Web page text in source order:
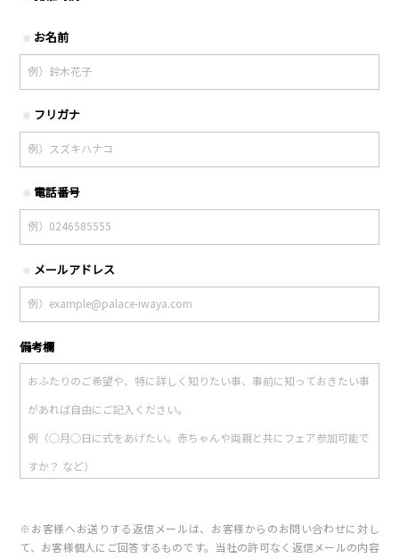
※ お名前
※ フリガナ
※ 電話番号
※ メールアドレス
備考欄
※お客様へお送りする返信メールは、お客様からのお問い合わせに対し
て、お客様個人にご回答するものです。当社の許可なく返信メールの内容